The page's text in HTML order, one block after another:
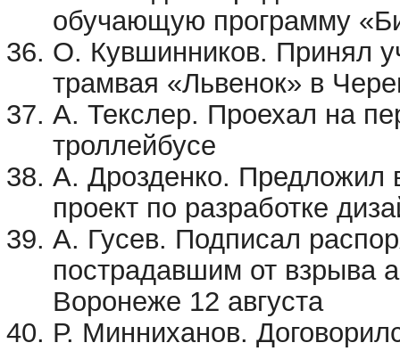
обучающую программу
О. Кувшинников. Принял
трамвая «Львенок» в
А. Текслер. Проехал на
троллейбусе
А. Дрозденко. Предложил
проект по разработке
А. Гусев. Подписал
пострадавшим от взрыва
Воронеже 12 августа
Р. Минниханов.